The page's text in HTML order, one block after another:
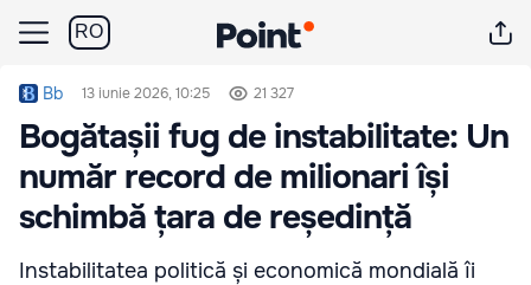
RO
Bb 13 iunie 2026, 10:25 21 327
Bogătașii fug de instabilitate: Un
număr record de milionari își
schimbă țara de reședință
Instabilitatea politică și economică mondială îi